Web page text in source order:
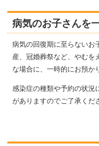
病気のお子さんを
病気の回復期に至らないお
産、冠婚葬祭など、やむを
な場合に、一時的にお預か
感染症の種類や予約の状況
がありますのでご了承くだ